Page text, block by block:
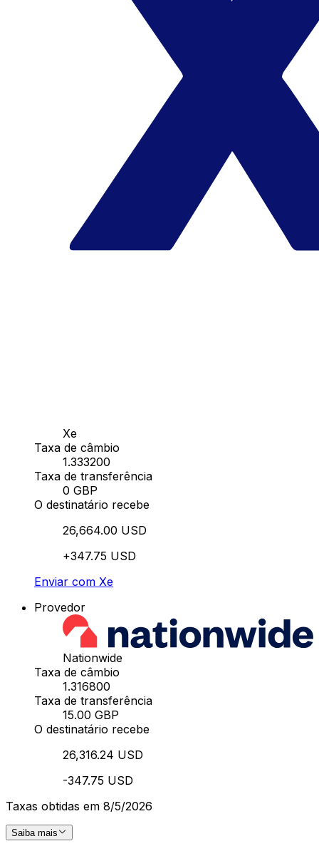
Xe
Taxa de câmbio
1.333200
Taxa de transferência
0 GBP
O destinatário recebe
26,664.00 USD
+347.75 USD
Enviar com Xe
Provedor
Nationwide
Taxa de câmbio
1.316800
Taxa de transferência
15.00 GBP
O destinatário recebe
26,316.24 USD
-347.75 USD
Taxas obtidas em 8/5/2026
Saiba mais